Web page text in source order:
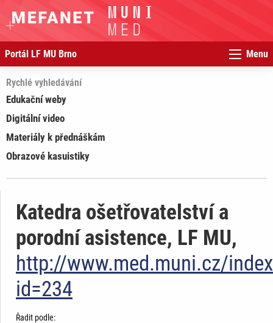
Portál LF MU Brno Menu
Rychlé vyhledávání
Edukační weby
Digitální video
Materiály k přednáškám
Obrazové kasuistiky
Katedra ošetřovatelství a
porodní asistence, LF MU,
http://www.med.muni.cz/
id=234
Řadit podle: